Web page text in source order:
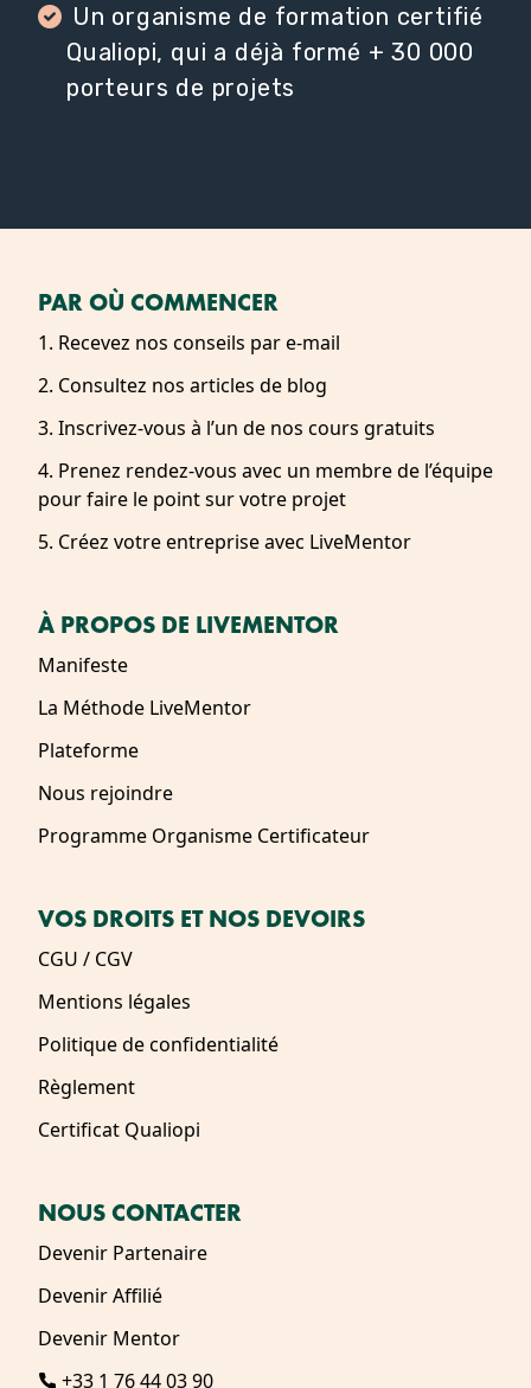
Un organisme de formation certifié
Qualiopi, qui a déjà formé + 30 000
porteurs de projets
PAR OÙ COMMENCER
1. Recevez nos conseils par e-mail
2. Consultez nos articles de blog
3. Inscrivez-vous à l’un de nos cours gratuits
4. Prenez rendez-vous avec un membre de l’équipe
pour faire le point sur votre projet
5. Créez votre entreprise avec LiveMentor
À PROPOS DE LIVEMENTOR
Manifeste
La Méthode LiveMentor
Plateforme
Nous rejoindre
Programme Organisme Certificateur
VOS DROITS ET NOS DEVOIRS
CGU / CGV
Mentions légales
Politique de confidentialité
Règlement
Certificat Qualiopi
NOUS CONTACTER
Devenir Partenaire
Devenir Affilié
Devenir Mentor
+33 1 76 44 03 90